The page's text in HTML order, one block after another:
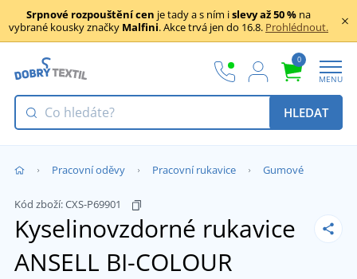
Srpnové rozpouštění cen je tady a s ním islevy až 50 % na
vybrané kousky značky Malfini. Akce trvá jen do 16.8. Prohlédnout.
0
MENU
HLEDAT
Pracovní oděvy Pracovní rukavice Gumové
Kód zboží:CXS-P69901
Kyselinovzdorné rukavice
ANSELL BI-COLOUR